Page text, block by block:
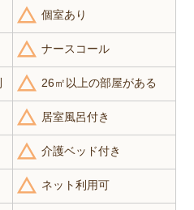
個室あり
ナースコール
26㎡以上の部屋がある
居室風呂付き
介護ベッド付き
ネット利用可